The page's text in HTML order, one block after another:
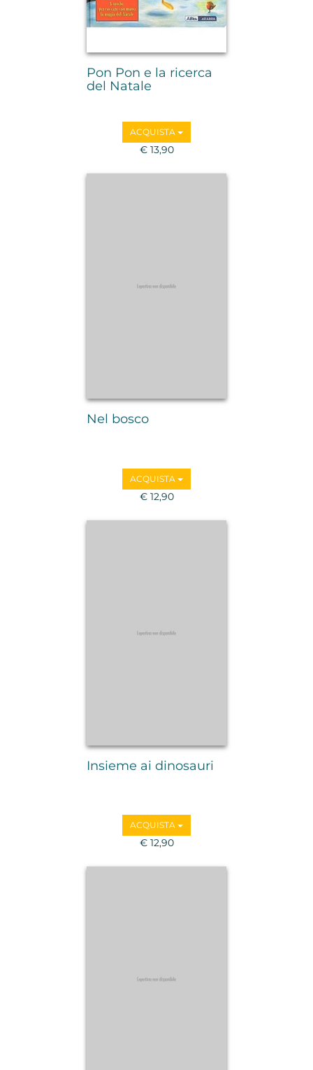
Pon Pon e la ricerca
del Natale
ACQUISTA
€ 13,90
Nel bosco
ACQUISTA
€ 12,90
Insieme ai dinosauri
ACQUISTA
€ 12,90